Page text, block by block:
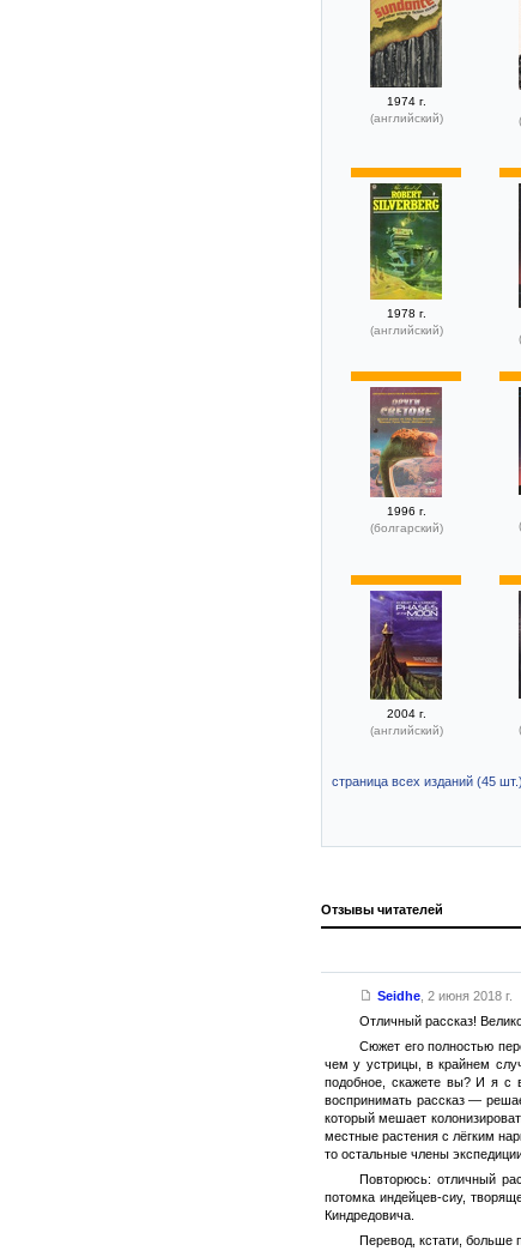
1974 г.
(английский)
1978 г.
(английский)
1996 г.
(болгарский)
2004 г.
(английский)
страница всех изданий (45
Отзывы читателей
Seidhe, 2 июня 2018 г.
Отличный рассказ!
Сюжет его полностью
чем у устрицы, в крайнем
подобное, скажете вы? И я с
воспринимать рассказ —
который мешает
местные растения с лёгким
то остальные члены
Повторюсь: отличный
потомка индейцев-сиу,
Киндредовича.
Перевод, кстати, больше